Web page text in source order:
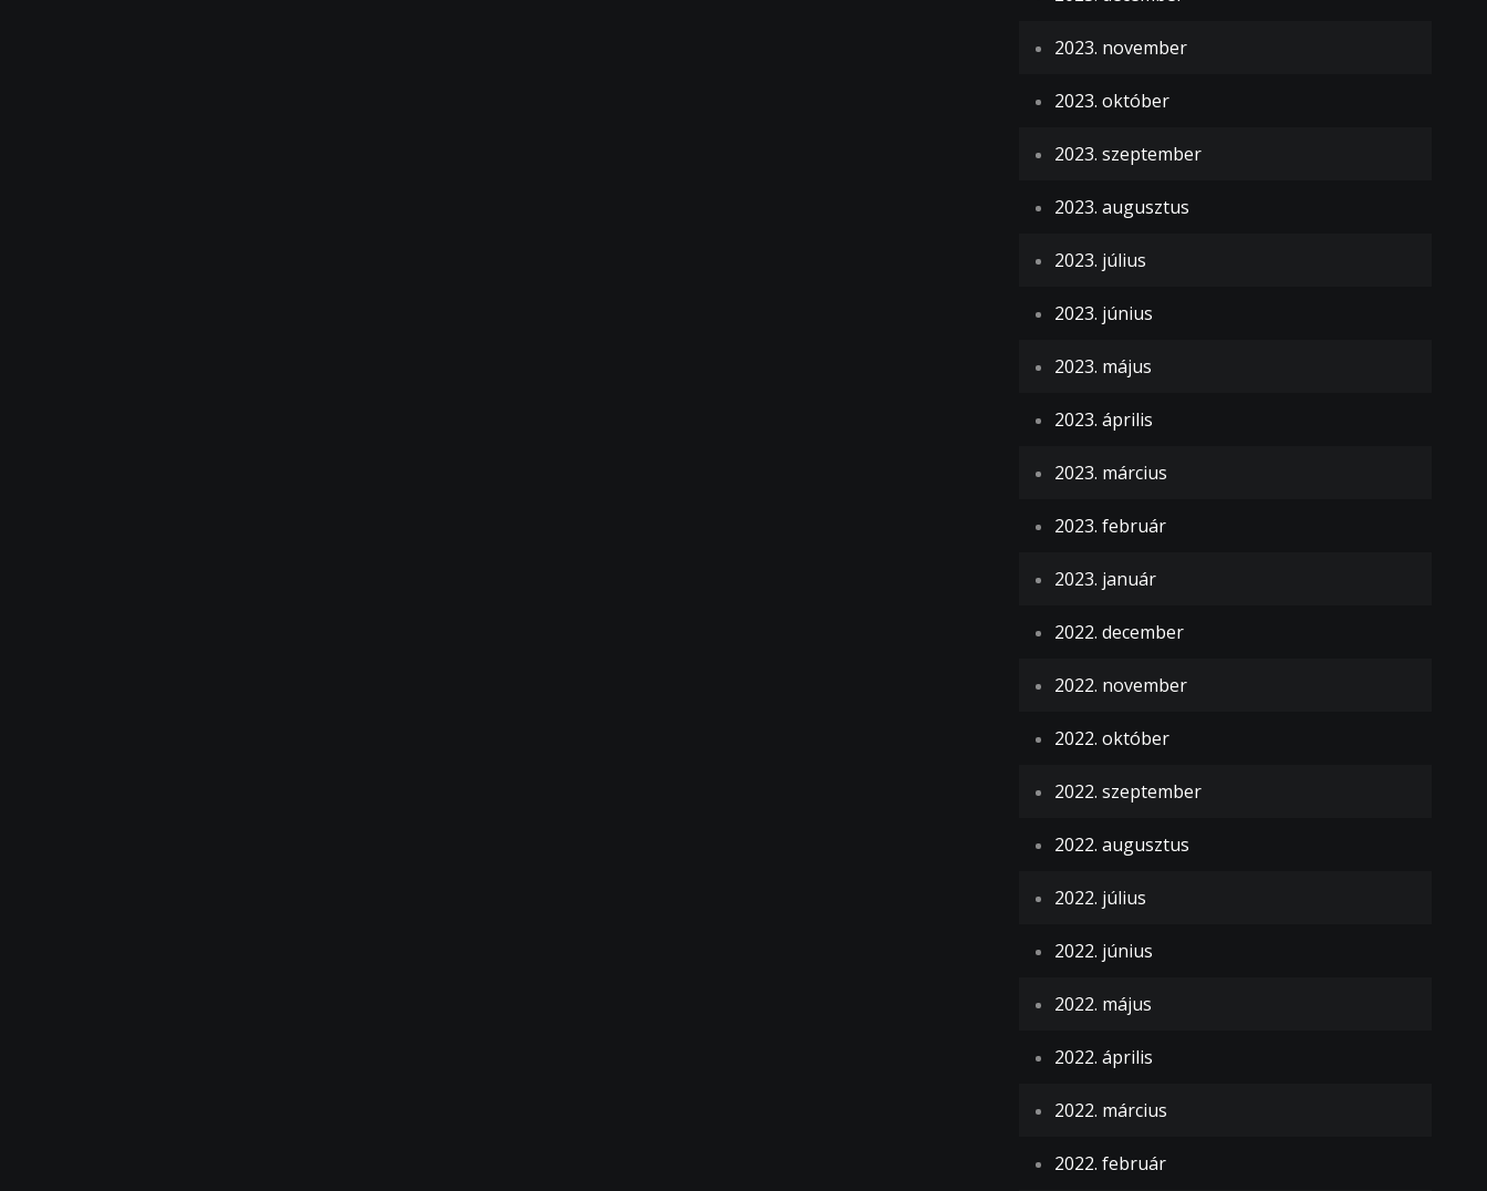
2023. november
2023. október
2023. szeptember
2023. augusztus
2023. július
2023. június
2023. május
2023. április
2023. március
2023. február
2023. január
2022. december
2022. november
2022. október
2022. szeptember
2022. augusztus
2022. július
2022. június
2022. május
2022. április
2022. március
2022. február